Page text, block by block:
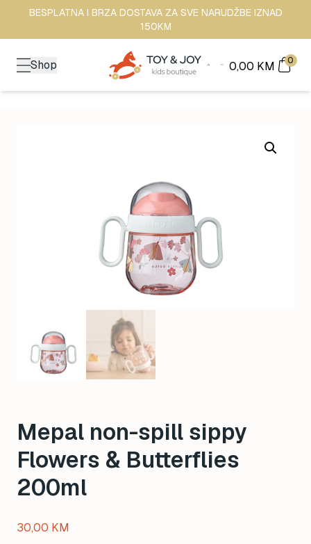
BESPLATNA I BRZA DOSTAVA ZA SVE NARUDŽBE IZNAD
150KM
Shop 0,00 KM 0
Mepal non-spill sippy
Flowers & Butterflies
200ml
30,00 KM